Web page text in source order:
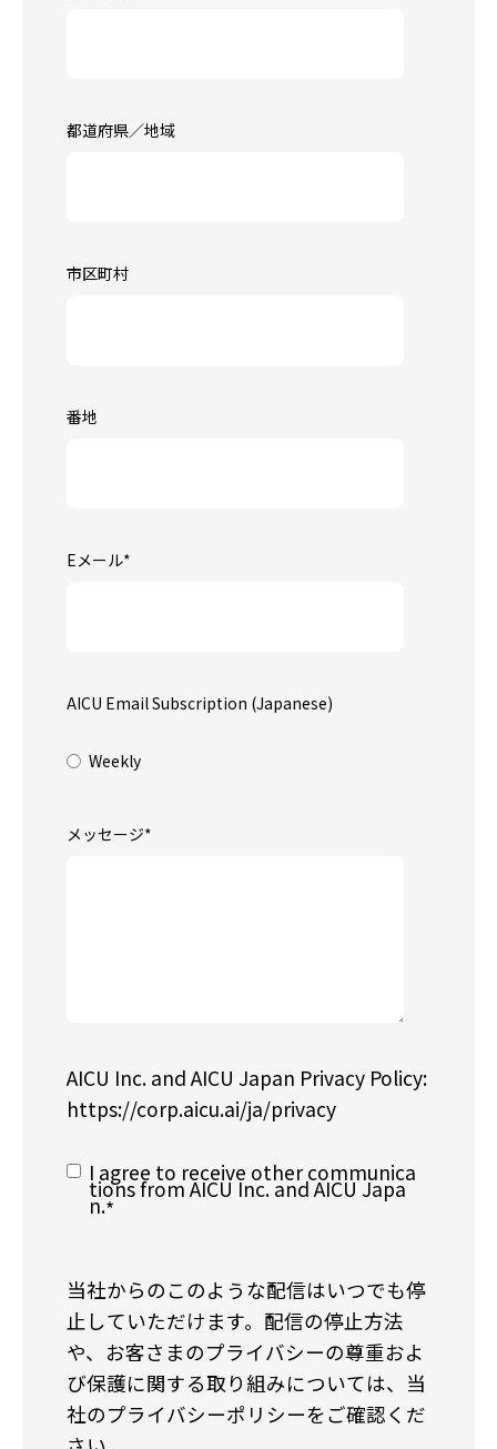
都道府県／地域
市区町村
番地
Eメール*
AICU Email Subscription (Japanese)
Weekly
メッセージ*
AICU Inc. and AICU Japan Privacy Policy:
https://corp.aicu.ai/ja/privacy
I agree to receive other communica
tions from AICU Inc. and AICU Japa
n.*
当社からのこのような配信はいつでも停
止していただけます。配信の停止方法
や、お客さまのプライバシーの尊重およ
び保護に関する取り組みについては、当
社のプライバシーポリシーをご確認くだ